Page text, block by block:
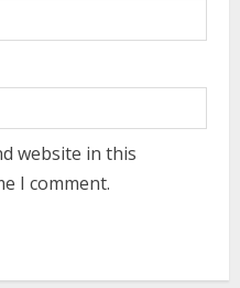
website in this
I comment.